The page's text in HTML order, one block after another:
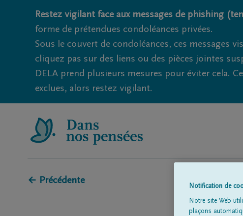
Restez vigilant face aux messages de phishing
forme de prétendues condoléances privées.
Sous le couvert de condoléances, ces messages
cliquez pas sur des liens ou des pièces jointes
DELA prend plusieurs mesures pour éviter cela.
exclues, alors restez vigilant.
← Précédente
Notification de
Notre site Web
plaçons